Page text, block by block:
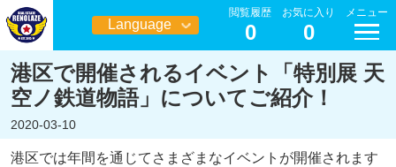
Language
日本語
閲覧履歴
0
お気に入り
0
メニュー
港区で開催されるイベント「特別展 天
空ノ鉄道物語」についてご紹介！
2020-03-10
港区では年間を通じてさまざまなイベントが開催されます